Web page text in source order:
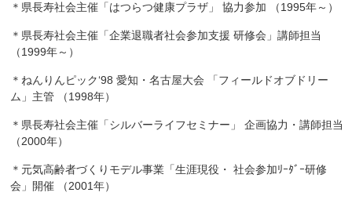
＊県長寿社会主催「はつらつ健康プラザ」 協力参加 （1995年～）
＊県長寿社会主催「企業退職者社会参加支援 研修会」講師担当
（1999年～）
＊ねんりんピック‘98 愛知・名古屋大会 「フィールドオブドリー
ム」主管 （1998年）
＊県長寿社会主催「シルバーライフセミナー」 企画協力・講師担当
（2000年）
＊元気高齢者づくりモデル事業「生涯現役・ 社会参加ﾘｰﾀﾞｰ研修
会」開催 （2001年）